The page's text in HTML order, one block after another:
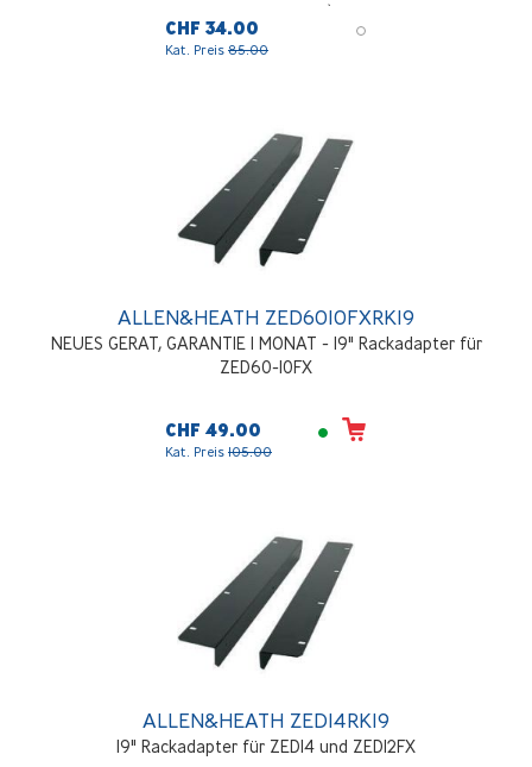
Series, Qu Series)
CHF 34.00
Kat. Preis 85.00
ALLEN&HEATH ZED6010FXRK19
NEUES GERAT, GARANTIE 1 MONAT - 19" Rackadapter für
ZED60-10FX
CHF 49.00
Kat. Preis 105.00
ALLEN&HEATH ZED14RK19
19" Rackadapter für ZED14 und ZED12FX